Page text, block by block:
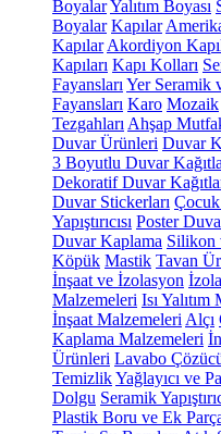
BoyalarYalıtım Boyası
Boyalar Kapılar
Kapılar Akordiyon
Kapıları Kapı Kolları
Fayansları Yer Seramik
Fayansları Karo Mozaik
Tezgahları Ahşap
Duvar Ürünleri Duvar
3 Boyutlu Duvar
Dekoratif Duvar
Duvar Stickerları Çocuk
Yapıştırıcısı Poster
Duvar Kaplama Silikon
Köpük Mastik Tavan
İnşaat ve İzolasyon
Malzemeleri Isı
İnşaat Malzemeleri Alçı
Kaplama Malzemeleri
Ürünleri Lavabo
TemizlikYağlayıcı ve
Dolgu Seramik
Plastik Boru ve Ek